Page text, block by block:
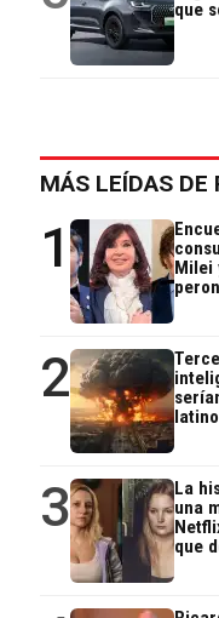
que
MÁS LEÍDAS DE
1
Milei
2
3
La
una
que